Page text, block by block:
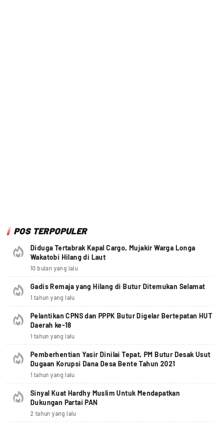
POS TERPOPULER
Diduga Tertabrak Kapal Cargo, Mujakir Warga Longa
Wakatobi Hilang di Laut
10 bulan yang lalu
Gadis Remaja yang Hilang di Butur Ditemukan Selamat
1 tahun yang lalu
Pelantikan CPNS dan PPPK Butur Digelar Bertepatan HUT
Daerah ke-18
1 tahun yang lalu
Pemberhentian Yasir Dinilai Tepat, PM Butur Desak Usut
Dugaan Korupsi Dana Desa Bente Tahun 2021
1 tahun yang lalu
Sinyal Kuat Hardhy Muslim Untuk Mendapatkan
Dukungan Partai PAN
2 tahun yang lalu